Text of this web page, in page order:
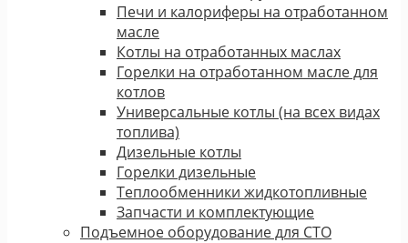
Печи и калориферы на отработанном
масле
Котлы на отработанных маслах
Горелки на отработанном масле для
котлов
Универсальные котлы (на всех видах
топлива)
Дизельные котлы
Горелки дизельные
Теплообменники жидкотопливные
Запчасти и комплектующие
Подъемное оборудование для СТО